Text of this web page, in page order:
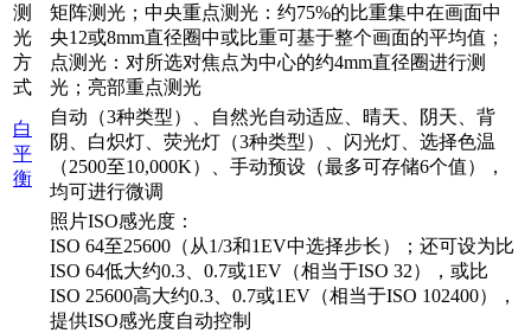
测
光
方
式
矩阵测光；中央重点测光：约75%的比重集中在画面中
央12或8mm直径圈中或比重可基于整个画面的平均值；
点测光：对所选对焦点为中心的约4mm直径圈进行测
光；亮部重点测光
白
平
衡
自动（3种类型）、自然光自动适应、晴天、阴天、背
阴、白炽灯、荧光灯（3种类型）、闪光灯、选择色温
（2500至10,000K）、手动预设（最多可存储6个值），
均可进行微调
照片ISO感光度：
ISO 64至25600（从1/3和1EV中选择步长）；还可设为比
ISO 64低大约0.3、0.7或1EV（相当于ISO 32），或比
ISO 25600高大约0.3、0.7或1EV（相当于ISO 102400），
提供ISO感光度自动控制